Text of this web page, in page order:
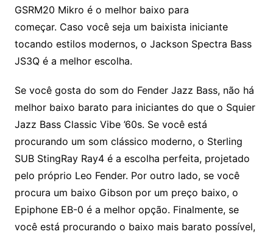
GSRM20 Mikro é o melhor baixo para
começar. Caso você seja um baixista iniciante
tocando estilos modernos, o Jackson Spectra Bass
JS3Q é a melhor escolha.
Se você gosta do som do Fender Jazz Bass, não há
melhor baixo barato para iniciantes do que o Squier
Jazz Bass Classic Vibe ’60s. Se você está
procurando um som clássico moderno, o Sterling
SUB StingRay Ray4 é a escolha perfeita, projetado
pelo próprio Leo Fender. Por outro lado, se você
procura um baixo Gibson por um preço baixo, o
Epiphone EB-0 é a melhor opção. Finalmente, se
você está procurando o baixo mais barato possível,